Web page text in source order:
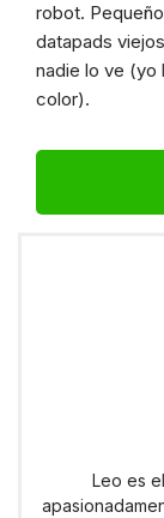
robot.
datapads
nadie lo ve (yo
color).
Leo es